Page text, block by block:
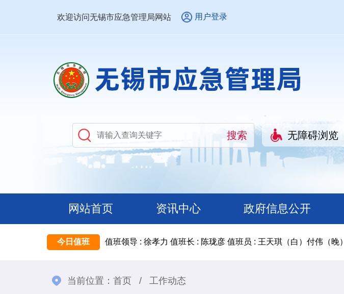
欢迎访问无锡市应急管理局网站 用户登录
无障碍浏览
网站首页 资讯中心 政府信息公开
今日值班 值班领导 : 徐孝力 值班长 : 陈珑彦 值班员 : 王天琪（白）付伟（晚）
当前位置： 首页 / 工作动态